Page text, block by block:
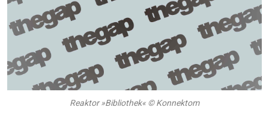
Reaktor »Bibliothek« © Konnektom